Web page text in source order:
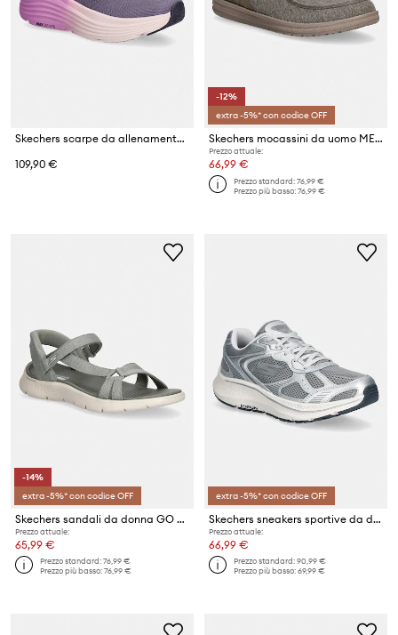
Skechers scarpe da allenamento da donna MAX CUSHIONING ENDEAVOUR
109,90 €
-12%
extra -5%* con codice OFF
Skechers mocassini da uomo MELSON
Prezzo attuale:
66,99 €
Prezzo standard:76,99 €
Prezzo più basso:76,99 €
-14%
extra -5%* con codice OFF
Skechers sandali da donna GO WALK FLEX
Prezzo attuale:
65,99 €
Prezzo standard:76,99 €
Prezzo più basso:76,99 €
extra -5%* con codice OFF
Skechers sneakers sportive da donna GO RUN CONSISTENT
Prezzo attuale:
66,99 €
Prezzo standard:90,99 €
Prezzo più basso:69,99 €